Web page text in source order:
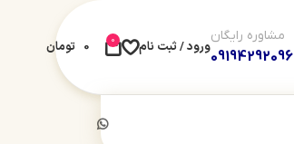
مشاوره رایگان
09194292096
ورود / ثبت نام 0
0 تومان